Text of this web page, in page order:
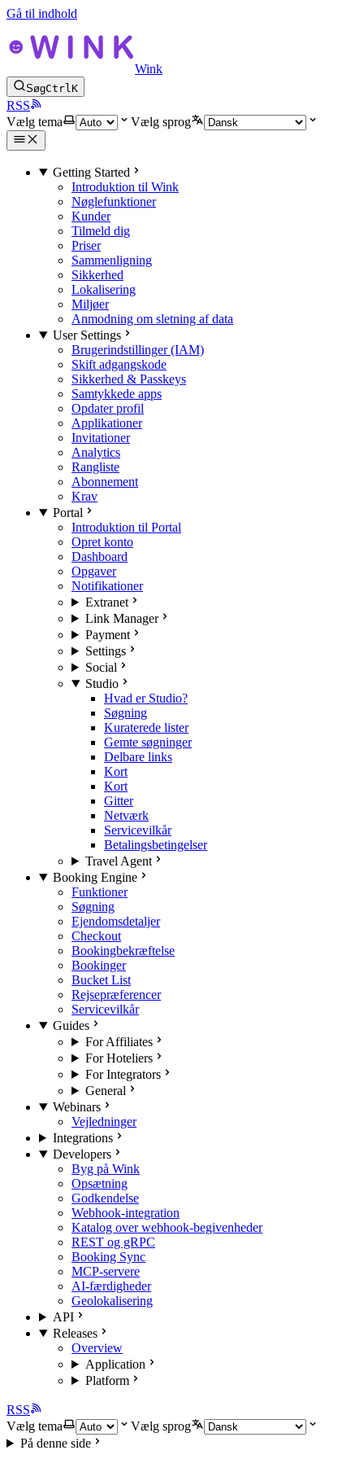
Gå til indhold
Wink
SøgCtrlK
RSS
Vælg tema
Vælg sprog
Getting Started
Introduktion til Wink
Nøglefunktioner
Kunder
Tilmeld dig
Priser
Sammenligning
Sikkerhed
Lokalisering
Miljøer
Anmodning om sletning af data
User Settings
Brugerindstillinger (IAM)
Skift adgangskode
Sikkerhed & Passkeys
Samtykkede apps
Opdater profil
Applikationer
Invitationer
Analytics
Rangliste
Abonnement
Krav
Portal
Introduktion til Portal
Opret konto
Dashboard
Opgaver
Notifikationer
Extranet
Link Manager
Payment
Settings
Social
Studio
Hvad er Studio?
Søgning
Kuraterede lister
Gemte søgninger
Delbare links
Kort
Kort
Gitter
Netværk
Servicevilkår
Betalingsbetingelser
Travel Agent
Booking Engine
Funktioner
Søgning
Ejendomsdetaljer
Checkout
Bookingbekræftelse
Bookinger
Bucket List
Rejsepræferencer
Servicevilkår
Guides
For Affiliates
For Hoteliers
For Integrators
General
Webinars
Vejledninger
Integrations
Developers
Byg på Wink
Opsætning
Godkendelse
Webhook-integration
Katalog over webhook-begivenheder
REST og gRPC
Booking Sync
MCP-servere
AI-færdigheder
Geolokalisering
API
Releases
Overview
Application
Platform
RSS
Vælg tema
Vælg sprog
På denne side